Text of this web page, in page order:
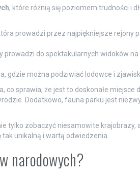
, które różnią się poziomem trudności i
prowadzi przez najpiękniejsze rejony
prowadzi do spektakularnych widoków
gdzie można podziwiać lodowce i
co sprawia, że jest to doskonałe miejsce
Dodatkowo, fauna parku jest
tylko zobaczyć niesamowite krajobrazy,
unikalną i wartą odwiedzenia.
narodowych?